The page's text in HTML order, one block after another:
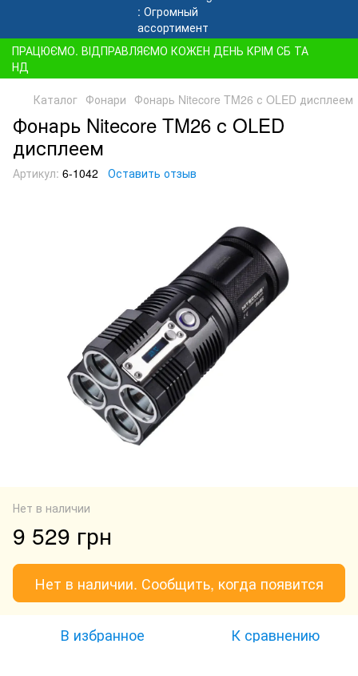
ПРАЦЮЄМО. ВІДПРАВЛЯЄМО КОЖЕН ДЕНЬ КРІМ СБ ТА
НД
Каталог Фонари Фонарь Nitecore TM26 с OLED дисплеем
Фонарь Nitecore TM26 с OLED
дисплеем
Артикул: 6-1042 Оставить отзыв
Нет в наличии
9 529 грн
Нет в наличии. Сообщить, когда появится
В избранное К сравнению